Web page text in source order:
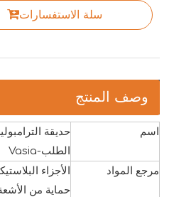
سلة الاستفسارات
وصف المنتج
اسم
حديقة
الطلب-Vasia
مرجع المواد
حماية من